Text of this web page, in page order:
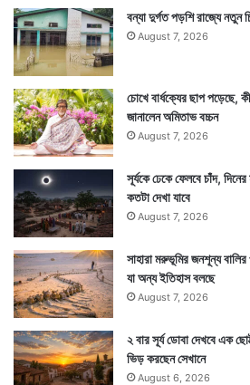
বন্যা দুর্গত পড়শি রাজ্যে নতুন
August 7, 2026
চোখে বার্ধক্যের ছাপ পড়েছে,
জানালেন অমিতাভ বচ্চন
August 7, 2026
সূর্যকে ঢেকে ফেলবে চাঁদ,
কতটা দেখা যাবে
August 7, 2026
সাহারা মরুভূমির জনশূন্য
যা অন্য ইতিহাস বলছে
August 7, 2026
২ বার সূর্য ডোবা দেখবে এক
ভিড় করছেন সেখানে
August 6, 2026